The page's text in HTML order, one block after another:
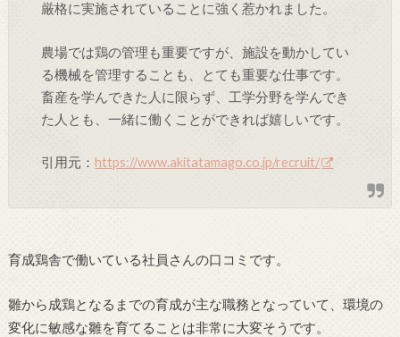
厳格に実施されていることに強く惹かれました。
農場では鶏の管理も重要ですが、施設を動かしてい
る機械を管理することも、とても重要な仕事です。
畜産を学んできた人に限らず、工学分野を学んでき
た人とも、一緒に働くことができれば嬉しいです。
引用元： https://www.akitatamago.co.jp/recruit/
育成鶏舎で働いている社員さんの口コミです。
雛から成鶏となるまでの育成が主な職務となっていて、環境の
変化に敏感な雛を育てることは非常に大変そうです。